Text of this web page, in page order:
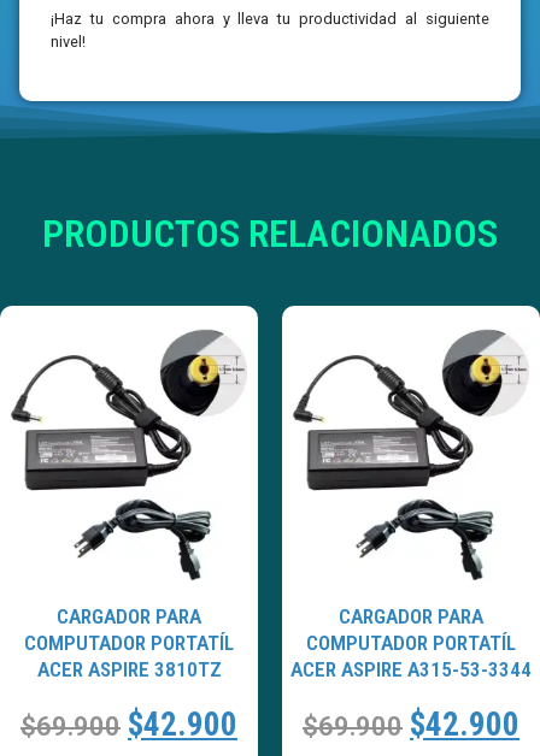
¡Haz tu compra ahora y lleva tu productividad al siguiente
nivel!
PRODUCTOS RELACIONADOS
CARGADOR PARA
COMPUTADOR PORTATÍL
ACER ASPIRE 3810TZ
$69.900 $42.900
CARGADOR PARA
COMPUTADOR PORTATÍL
ACER ASPIRE A315-53-3344
$69.900 $42.900